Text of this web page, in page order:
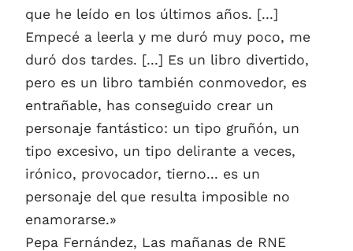
que he leído en los últimos años. [...]
Empecé a leerla y me duró muy poco, me
duró dos tardes. [...] Es un libro divertido,
pero es un libro también conmovedor, es
entrañable, has conseguido crear un
personaje fantástico: un tipo gruñón, un
tipo excesivo, un tipo delirante a veces,
irónico, provocador, tierno... es un
personaje del que resulta imposible no
enamorarse.»
Pepa Fernández, Las mañanas de RNE